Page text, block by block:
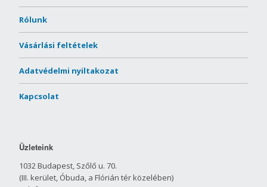
Rólunk
Vásárlási feltételek
Adatvédelmi nyiltakozat
Kapcsolat
Üzleteink
1032 Budapest, Szőlő u. 70.
(III. kerület, Óbuda, a Flórián tér közelében)